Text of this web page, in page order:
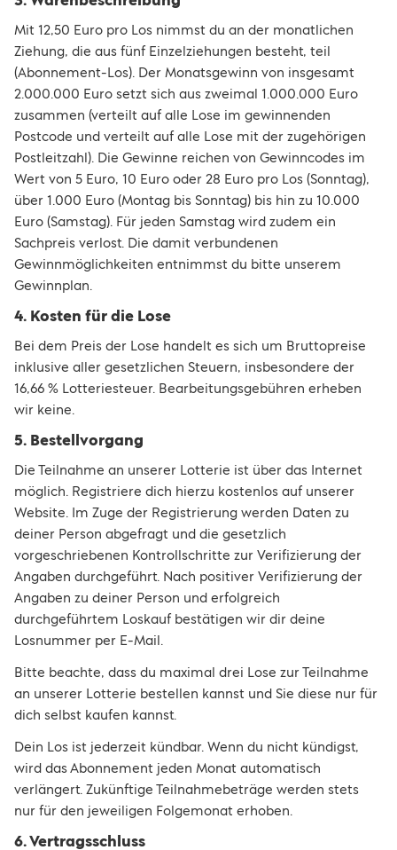
Mit 12,50 Euro pro Los nimmst du an der monatlichen
Ziehung, die aus fünf Einzelziehungen besteht, teil
(Abonnement-Los). Der Monatsgewinn von insgesamt
2.000.000 Euro setzt sich aus zweimal 1.000.000 Euro
zusammen (verteilt auf alle Lose im gewinnenden
Postcode und verteilt auf alle Lose mit der zugehörigen
Postleitzahl). Die Gewinne reichen von Gewinncodes im
Wert von 5 Euro, 10 Euro oder 28 Euro pro Los (Sonntag),
über 1.000 Euro (Montag bis Sonntag) bis hin zu 10.000
Euro (Samstag). Für jeden Samstag wird zudem ein
Sachpreis verlost. Die damit verbundenen
Gewinnmöglichkeiten entnimmst du bitte unserem
Gewinnplan.
4. Kosten für die Lose
Bei dem Preis der Lose handelt es sich um Bruttopreise
inklusive aller gesetzlichen Steuern, insbesondere der
16,66 % Lotteriesteuer. Bearbeitungsgebühren erheben
wir keine.
5. Bestellvorgang
Die Teilnahme an unserer Lotterie ist über das Internet
möglich. Registriere dich hierzu kostenlos auf unserer
Website. Im Zuge der Registrierung werden Daten zu
deiner Person abgefragt und die gesetzlich
vorgeschriebenen Kontrollschritte zur Verifizierung der
Angaben durchgeführt. Nach positiver Verifizierung der
Angaben zu deiner Person und erfolgreich
durchgeführtem Loskauf bestätigen wir dir deine
Losnummer per E-Mail.
Bitte beachte, dass du maximal drei Lose zur Teilnahme
an unserer Lotterie bestellen kannst und Sie diese nur für
dich selbst kaufen kannst.
Dein Los ist jederzeit kündbar. Wenn du nicht kündigst,
wird das Abonnement jeden Monat automatisch
verlängert. Zukünftige Teilnahmebeträge werden stets
nur für den jeweiligen Folgemonat erhoben.
6. Vertragsschluss